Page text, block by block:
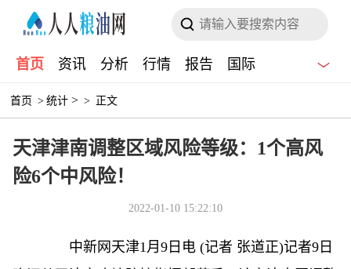
首页 资讯 分析 行情 报告 国际
首页 > 统计 > > 正文
天津津南调整区域风险等级：1个高风
险6个中风险！
2022-01-10 15:22:10
中新网 天津1月9日电 (记者 张道正)记者9日